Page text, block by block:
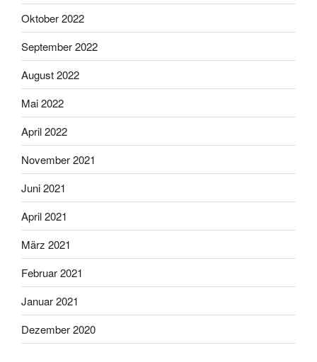
Oktober 2022
September 2022
August 2022
Mai 2022
April 2022
November 2021
Juni 2021
April 2021
März 2021
Februar 2021
Januar 2021
Dezember 2020